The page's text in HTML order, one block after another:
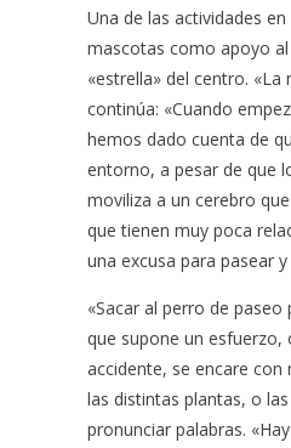
Una de las actividades
mascotas como apoyo
«estrella» del centro.
continúa: «Cuando
hemos dado cuenta de
entorno, a pesar de que
moviliza a un cerebro
que tienen muy poca
una excusa para pasear
«Sacar al perro de
que supone un esfuerzo,
accidente, se encare
las distintas plantas, o
pronunciar palabras.